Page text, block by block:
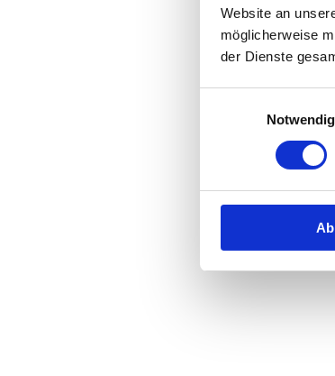
Website an
möglicherweise
der Dienste
Notwendig
Application error: a